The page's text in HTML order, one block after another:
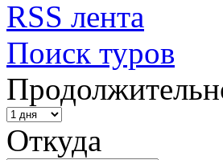
RSS лента
Поиск туров
Откуда